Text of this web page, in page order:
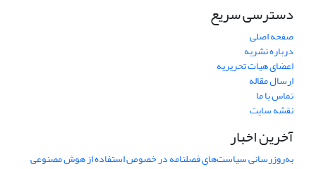
دسترسی سریع
صفحه اصلی
درباره نشریه
اعضای هیات تحریریه
ارسال مقاله
تماس با ما
نقشه سایت
آخرین اخبار
به‌روزرسانی سیاست‌های فصلنامه در خصوص استفاده از هوش مصنوعی